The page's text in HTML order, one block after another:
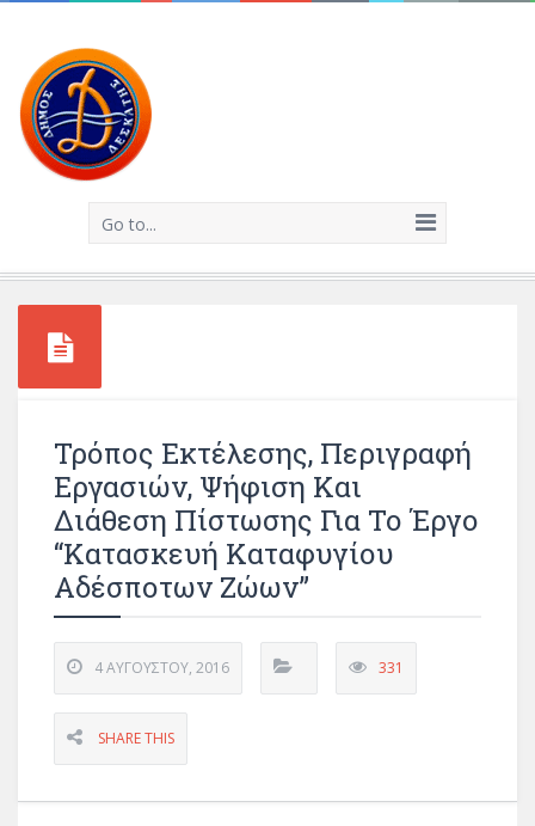
Go to...
Τρόπος Εκτέλεσης, Περιγραφή
Εργασιών, Ψήφιση Και
Διάθεση Πίστωσης Για Το Έργο
“Κατασκευή Καταφυγίου
Αδέσποτων Ζώων”
4 ΑΥΓΟΎΣΤΟΥ, 2016 331
SHARE THIS